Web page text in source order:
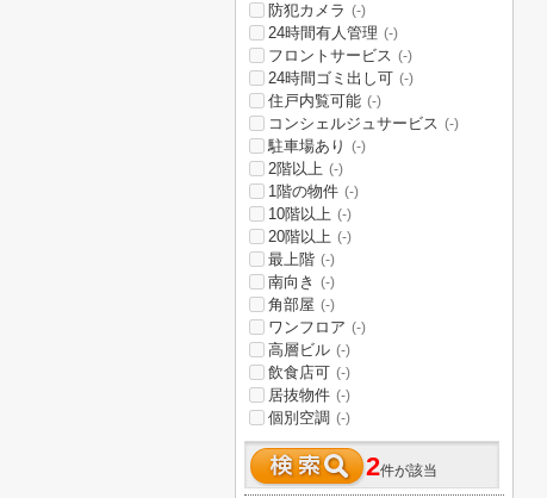
防犯カメラ (-)
24時間有人管理 (-)
フロントサービス (-)
24時間ゴミ出し可 (-)
住戸内覧可能 (-)
コンシェルジュサービス (-)
駐車場あり (-)
2階以上 (-)
1階の物件 (-)
10階以上 (-)
20階以上 (-)
最上階 (-)
南向き (-)
角部屋 (-)
ワンフロア (-)
高層ビル (-)
飲食店可 (-)
居抜物件 (-)
個別空調 (-)
2件が該当